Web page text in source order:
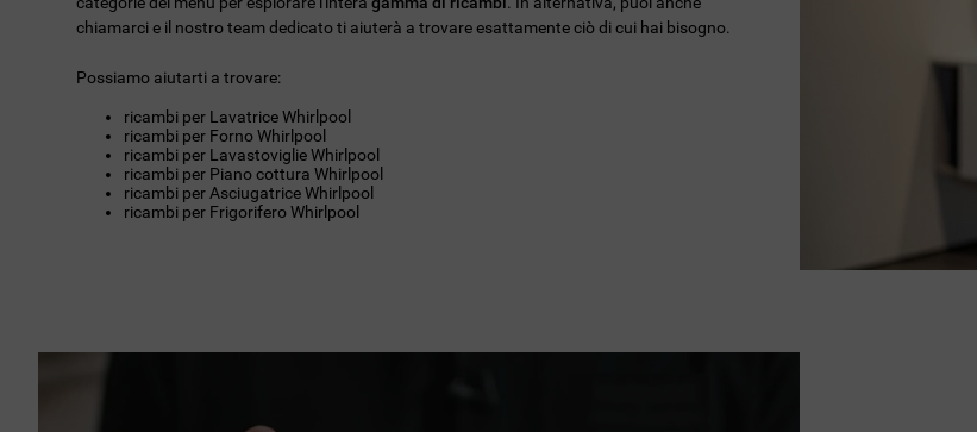
chiamarci e il nostro team dedicato ti aiuterà a trovare esattamente ciò di cui hai bisogno.
Possiamo aiutarti a trovare:
ricambi per Lavatrice Whirlpool
ricambi per Forno Whirlpool
ricambi per Lavastoviglie Whirlpool
ricambi per Piano cottura Whirlpool
ricambi per Asciugatrice Whirlpool
ricambi per Frigorifero Whirlpool